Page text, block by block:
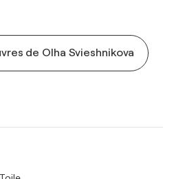
de Olha Svieshnikova